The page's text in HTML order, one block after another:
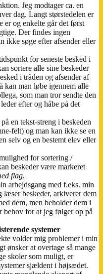
Jeg modtager ca. en
dag. Langt størstedelen er
er og enkelte går det først
Der findes ingen
ikke søge efter afsender eller
for seneste besked i
sortere alle sine beskeder
i tråden og afsender af
kan man løbe igennem alle
som man tror sendte den
efter og håbe på det
en tekst-streng i beskeden
felt) og man kan ikke se en
selv og en bestemt elev eller
for sortering /
beskeder være markeret
flag.
arbejdsgang med f.eks. min
læser beskeder, arkiverer dem
dem, men beholder dem i
behov for at jeg følger op på
systemer
volder mig problemer i min
ønsker at overtage så mange
skoler som muligt, er
sjældent i højsædet.